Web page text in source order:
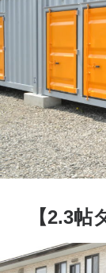
【2.3帖